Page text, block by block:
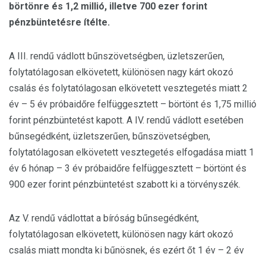
börtönre és 1,2 millió, illetve 700 ezer forint
pénzbüntetésre ítélte.
A III. rendű vádlott bűnszövetségben, üzletszerűen,
folytatólagosan elkövetett, különösen nagy kárt okozó
csalás és folytatólagosan elkövetett vesztegetés miatt 2
év – 5 év próbaidőre felfüggesztett – börtönt és 1,75 millió
forint pénzbüntetést kapott. A IV. rendű vádlott esetében
bűnsegédként, üzletszerűen, bűnszövetségben,
folytatólagosan elkövetett vesztegetés elfogadása miatt 1
év 6 hónap – 3 év próbaidőre felfüggesztett – börtönt és
900 ezer forint pénzbüntetést szabott ki a törvényszék.
Az V. rendű vádlottat a bíróság bűnsegédként,
folytatólagosan elkövetett, különösen nagy kárt okozó
csalás miatt mondta ki bűnösnek, és ezért őt 1 év – 2 év